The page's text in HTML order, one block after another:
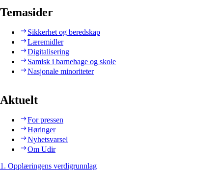
Temasider
Sikkerhet og beredskap
Læremidler
Digitalisering
Samisk i barnehage og skole
Nasjonale minoriteter
Aktuelt
For pressen
Høringer
Nyhetsvarsel
Om Udir
1. Opplæringens verdigrunnlag